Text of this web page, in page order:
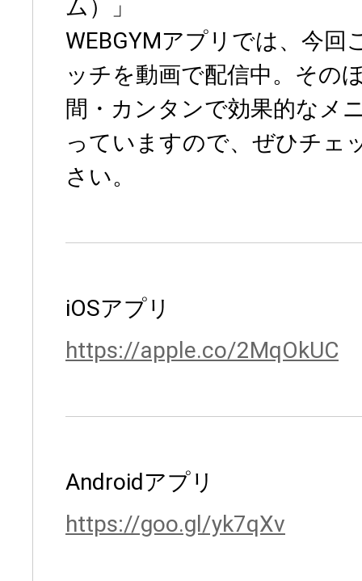
ム）」
WEBGYMアプリでは、今回
ッチを動画で配信中。その
間・カンタンで効果的なメ
っていますので、ぜひチェ
さい。
iOSアプリ
https://apple.co/2MqOkUC
Androidアプリ
https://goo.gl/yk7qXv